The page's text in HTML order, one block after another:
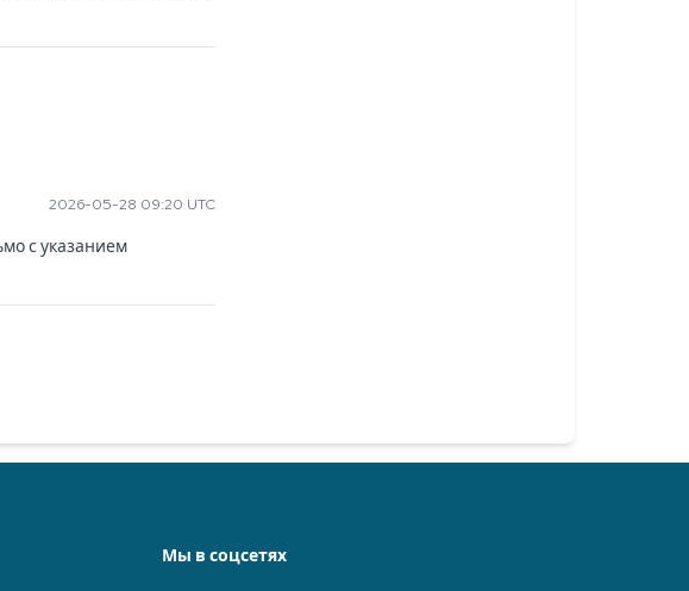
2026-05-28 09:20 UTC
с указанием
Мы в соцсетях